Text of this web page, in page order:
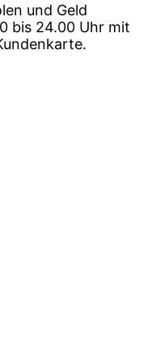
und Geld
bis 24.00 Uhr mit